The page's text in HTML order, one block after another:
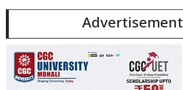
Advertisement